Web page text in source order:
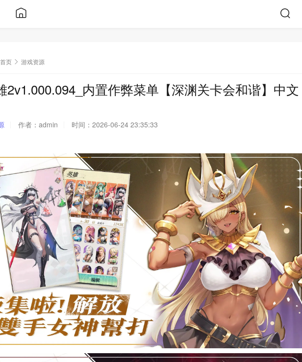
首页 游戏资源
2v1.000.094_内置作弊菜单【深渊关卡会和谐】中文
作者： admin 时间： 2026-06-24 23:35:33